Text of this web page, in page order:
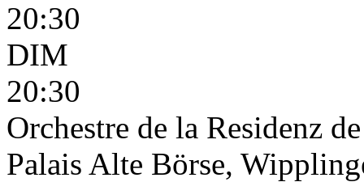
20:30
DIM
20:30
Orchestre de la Residenz
Palais Alte Börse,